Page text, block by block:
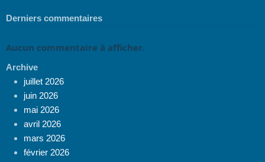
Derniers commentaires
Aucun commentaire à afficher.
Archive
juillet 2026
juin 2026
mai 2026
avril 2026
mars 2026
février 2026